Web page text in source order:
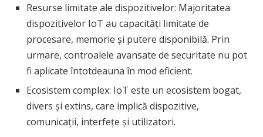
Resurse limitate ale dispozitivelor: Majoritatea
dispozitivelor IoT au capacități limitate de
procesare, memorie și putere disponibilă. Prin
urmare, controalele avansate de securitate nu pot
fi aplicate întotdeauna în mod eficient.
Ecosistem complex: IoT este un ecosistem bogat,
divers și extins, care implică dispozitive,
comunicații, interfețe și utilizatori.